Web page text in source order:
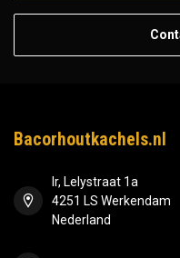
Bacorhoutkachels.nl
Ir, Lelystraat 1a
4251 LS Werkendam
Nederland